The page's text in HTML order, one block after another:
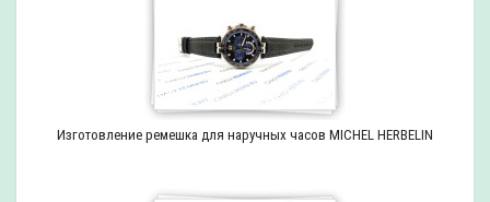
Изготовление ремешка для наручных часов MICHEL HERBELIN